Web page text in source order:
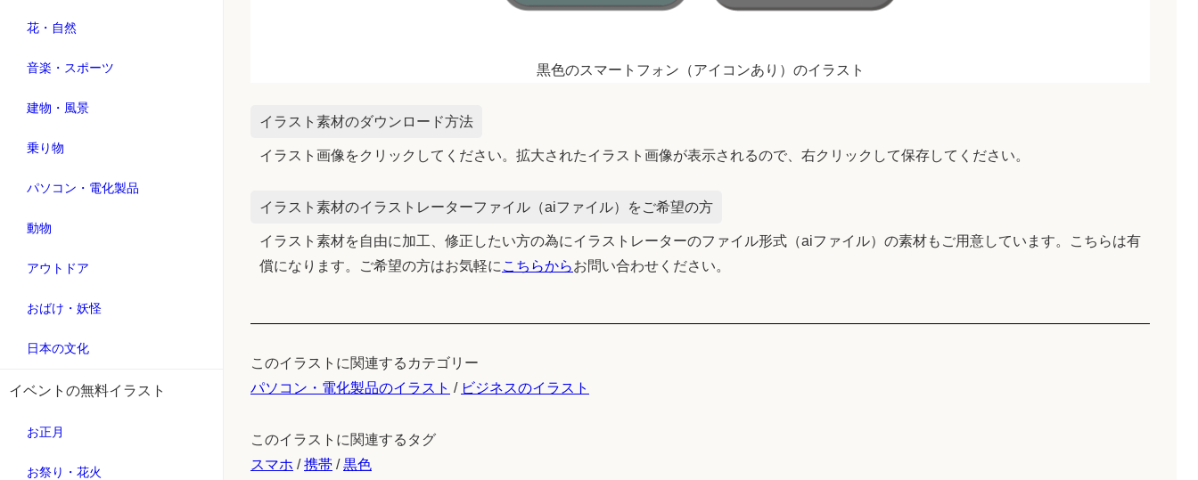
花・自然
音楽・スポーツ
建物・風景
乗り物
パソコン・電化製品
動物
アウトドア
おばけ・妖怪
日本の文化
イベントの無料イラスト
お正月
お祭り・花火
黒色のスマートフォン（アイコンあり）のイラスト
イラスト素材のダウンロード方法
イラスト画像をクリックしてください。拡大されたイラスト画像が表示されるので、右クリックして保存してください。
イラスト素材のイラストレーターファイル（aiファイル）をご希望の方
イラスト素材を自由に加工、修正したい方の為にイラストレーターのファイル形式（aiファイル）の素材もご用意しています。こちらは有
償になります。ご希望の方はお気軽に こちらからお問い合わせください。
このイラストに関連するカテゴリー
パソコン・電化製品のイラスト / ビジネスのイラスト
このイラストに関連するタグ
スマホ /携帯 /黒色